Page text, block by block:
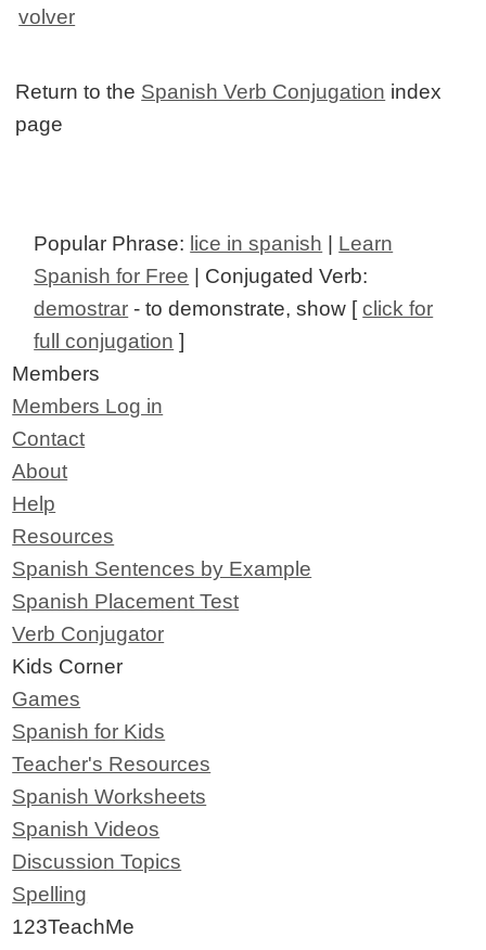
volver
Return to the Spanish Verb Conjugation index
page
Popular Phrase: lice in spanish
Learn
Spanish for Free | Conjugated Verb:
demostrar - to demonstrate, show [click for
full conjugation ]
Members
Members Log in
Contact
About
Help
Resources
Spanish Sentences by Example
Spanish Placement Test
Verb Conjugator
Kids Corner
Games
Spanish for Kids
Teacher's Resources
Spanish Worksheets
Spanish Videos
Discussion Topics
Spelling
123TeachMe